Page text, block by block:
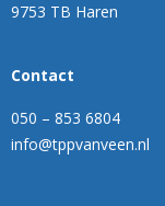
9753 TB Haren
Contact
050 – 853 6804
info@tppvanveen.nl